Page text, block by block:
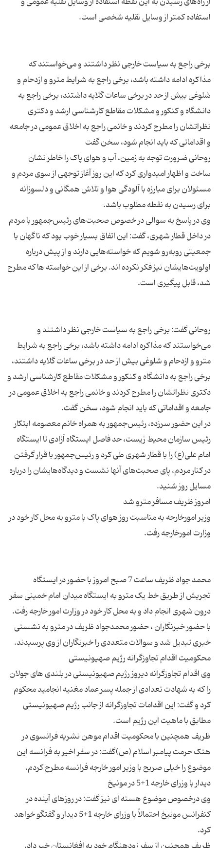
برخی راجع به سیاست خارجی نظر داشتند و می‌خواستند که
مذاکره ادامه داشته باشد، برخی راجع به شرایط مترو و ازدحام و
شلوغی بیش از حد در برخی ساعات گلایه داشتند، برخی راجع به
دانشگاه و کنکور و مشکلات مقاطع کارشناسی ارشد و دکتری
نظراتشان را مطرح کردند و خانمی راجع به اخلاق عمومی در جامعه
روحانی ضرورت توجه به زمین، آب و هوای پاک را خاطر نشان
ساخت و اظهار امیدواری کرد که این روز آغاز توجهی از سوی مردم و
مسئولان برای مبارزه با آلودگی هوا و تلاش همگانی و دلسوزانه
وی در پاسخ به سوالی در خصوص صحبت‌های رئیس‌‌جمهور با مردم
در داخل قطار شهری، گفت: این اتفاق بسیار خوب بود که ناگهان با
جمعیتی روبه‌رو شویم که خواسته‌هایی دارند و از پیش درباره
اولویت‌هایشان نیز فکر نکرده اند. برخی از این خواسته ها که مطرح
روحانی گفت: برخی راجع به سیاست خارجی نظر داشتند و
می‌خواستند که مذاکره ادامه داشته باشد، برخی راجع به شرایط
مترو و ازدحام و شلوغی بیش از حد در برخی ساعات گلایه داشتند،
برخی راجع به دانشگاه و کنکور و مشکلات مقاطع کارشناسی ارشد و
دکتری نظراتشان را مطرح کردند و خانمی راجع به اخلاق عمومی در
در این حضور سرزده، رئیس‌جمهور به همراه خانم معصومه ابتکار
رئیس سازمان محیط زیست، حد فاصل ایستگاه آزادی تا ایستگاه
امام علی(ع) را با قطار شهری طی کرد و رئیس‌‌جمهور با قرار گرفتن
در کنار مردم، پای صحبت‌های آنها نشست و دیدگاه‌هایشان را درباره
وزیر امورخارجه به مناسبت روز هوای پاک با مترو به محل کار خود در
محمد جواد ظریف ساعت 7 صبح امروز با حضور در ایستگاه
تجریش از طریق خط یک مترو به ایستگاه میدان امام خمینی سفر
با حضور خبرنگاران ، حضور محمدجواد ظریف در مترو به نشستی
وی اقدام تجاوزگرانه دیروز رژیم صهیونیستی در بلندی های جولان
را که به شهادت تعدادی از جمله پسر عماد مغنیه انجامید محکوم
کرد و گفت: این اقدامات تجاوزگرانه از جانب رژیم صهیونیستی
ظریف همچنین با محکومیت اقدام موهن نشریه فرانسوی در
هتک حرمت پیامبر اسلام (ص)گفت: در سفر اخیر به فرانسه این
وی درخصوص موضوع هسته ای نیز گفت: در روزهای آینده در
کنفرانس مونیخ احتمالاً با وزرای خارجه 1+5 دیدار و گفتگو خواهد